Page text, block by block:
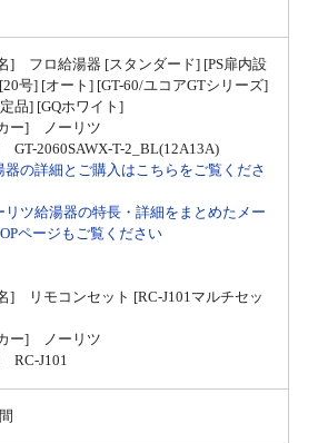
] フロ給湯器 [スタンダード] [PS扉内設
号] [オート] [GT-60/ユコアGTシリーズ]
品] [GQホワイト]
ー] ノーリツ
GT-2060SAWX-T-2_BL(12A13A)
器の詳細とご購入はこちらをご覧くださ
リツ給湯器の特長・詳細をまとめたメー
ページもご覧ください
] リモコンセット [RC-J101マルチセッ
ー] ノーリツ
RC-J101